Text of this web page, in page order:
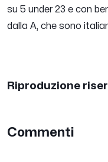
su 5 under 23 e con
dalla A, che sono
Riproduzione
Commenti